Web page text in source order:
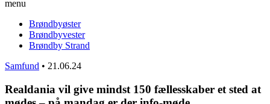
menu
Brøndbyøster
Brøndbyvester
Brøndby Strand
Samfund • 21.06.24
Realdania vil give mindst 150 fællesskaber et sted at